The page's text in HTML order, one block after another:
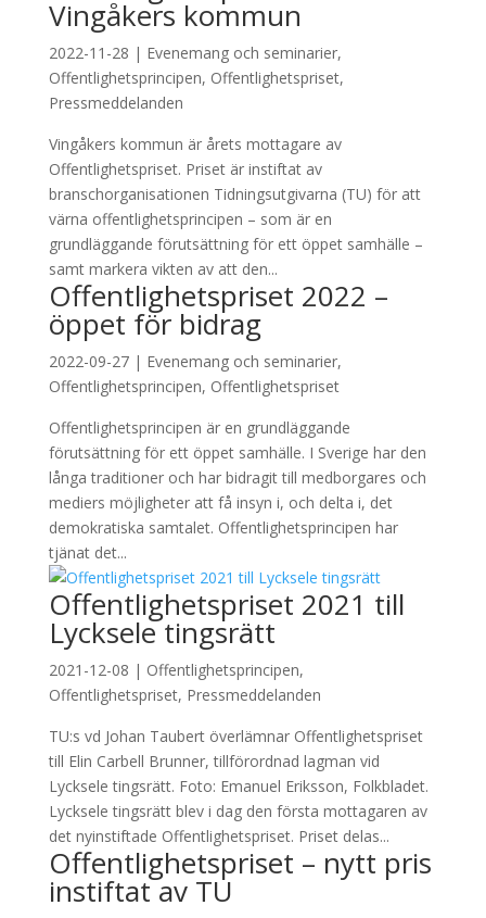
Vingåkers kommun
2022-11-28 | Evenemang och seminarier,
Offentlighetsprincipen, Offentlighetspriset,
Pressmeddelanden
Vingåkers kommun är årets mottagare av
Offentlighetspriset. Priset är instiftat av
branschorganisationen Tidningsutgivarna (TU) för att
värna offentlighetsprincipen – som är en
grundläggande förutsättning för ett öppet samhälle –
samt markera vikten av att den...
Offentlighetspriset 2022 –
öppet för bidrag
2022-09-27| Evenemang och seminarier,
Offentlighetsprincipen, Offentlighetspriset
Offentlighetsprincipen är en grundläggande
förutsättning för ett öppet samhälle. I Sverige har den
långa traditioner och har bidragit till medborgares och
mediers möjligheter att få insyn i, och delta i, det
demokratiska samtalet. Offentlighetsprincipen har
tjänat det...
Offentlighetspriset 2021 till
Lycksele tingsrätt
2021-12-08 | Offentlighetsprincipen,
Offentlighetspriset, Pressmeddelanden
TU:s vd Johan Taubert överlämnar Offentlighetspriset
till Elin Carbell Brunner, tillförordnad lagman vid
Lycksele tingsrätt. Foto: Emanuel Eriksson, Folkbladet.
Lycksele tingsrätt blev i dag den första mottagaren av
det nyinstiftade Offentlighetspriset. Priset delas...
Offentlighetspriset – nytt pris
instiftat av TU